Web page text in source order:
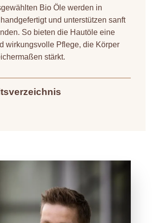
Bio Öle werden in
und unterstützen sanft
So bieten die Hautöle eine
wirkungsvolle Pflege, die Körper
stärkt.